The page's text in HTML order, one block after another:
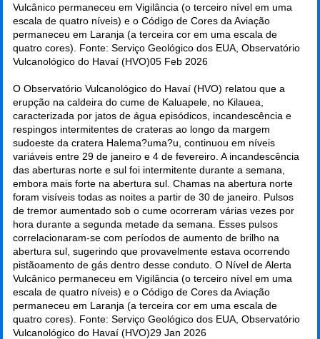
Vulcânico permaneceu em Vigilância (o terceiro nível em uma
escala de quatro níveis) e o Código de Cores da Aviação
permaneceu em Laranja (a terceira cor em uma escala de
quatro cores). Fonte: Serviço Geológico dos EUA, Observatório
Vulcanológico do Havaí (HVO)05 Feb 2026
O Observatório Vulcanológico do Havaí (HVO) relatou que a
erupção na caldeira do cume de Kaluapele, no Kilauea,
caracterizada por jatos de água episódicos, incandescência e
respingos intermitentes de crateras ao longo da margem
sudoeste da cratera Halema?uma?u, continuou em níveis
variáveis entre 29 de janeiro e 4 de fevereiro. A incandescência
das aberturas norte e sul foi intermitente durante a semana,
embora mais forte na abertura sul. Chamas na abertura norte
foram visíveis todas as noites a partir de 30 de janeiro. Pulsos
de tremor aumentado sob o cume ocorreram várias vezes por
hora durante a segunda metade da semana. Esses pulsos
correlacionaram-se com períodos de aumento de brilho na
abertura sul, sugerindo que provavelmente estava ocorrendo
pistãoamento de gás dentro desse conduto. O Nível de Alerta
Vulcânico permaneceu em Vigilância (o terceiro nível em uma
escala de quatro níveis) e o Código de Cores da Aviação
permaneceu em Laranja (a terceira cor em uma escala de
quatro cores). Fonte: Serviço Geológico dos EUA, Observatório
Vulcanológico do Havaí (HVO)29 Jan 2026